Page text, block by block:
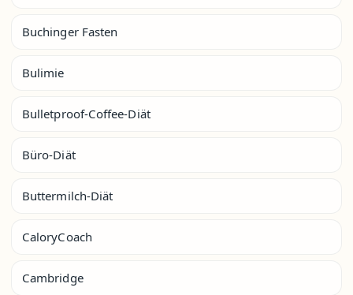
Buchinger Fasten
Bulimie
Bulletproof-Coffee-Diät
Büro-Diät
Buttermilch-Diät
CaloryCoach
Cambridge